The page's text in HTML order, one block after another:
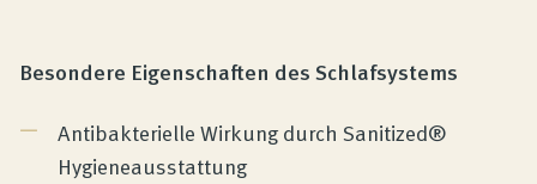
Besondere Eigenschaften des Schlafsystems
Antibakterielle Wirkung durch Sanitized®
Hygieneausstattung